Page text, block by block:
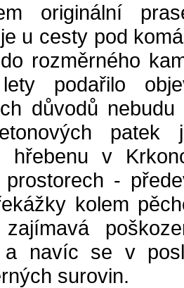
originální
u cesty pod
rozměrného
podařilo
důvodů
hřebenu v
prostorech -
kolem
a navíc se v
surovin.